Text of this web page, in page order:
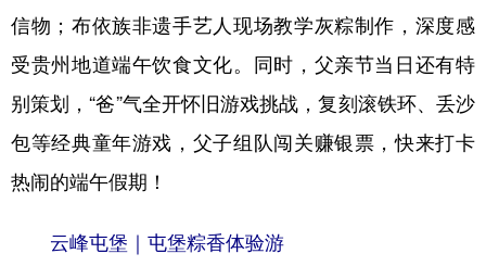
信物；布依族非遗手艺人现场教学灰粽制作，深度感
受贵州地道端午饮食文化。同时，父亲节当日还有特
别策划，“爸”气全开怀旧游戏挑战，复刻滚铁环、丢沙
包等经典童年游戏，父子组队闯关赚银票，快来打卡
热闹的端午假期！
云峰屯堡｜屯堡粽香体验游